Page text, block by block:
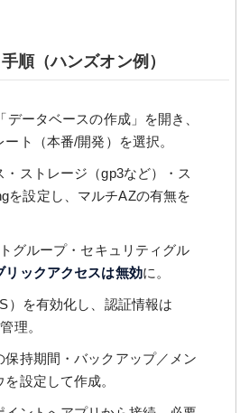
順（ハンズオン例）
ータベースの作成」を開き、
ト（本番/開発）を選択。
ストレージ（gp3など）・ス
を設定し、マルチAZの有無を
グループ・セキュリティグル
リックアクセスは無効に。
）を有効化し、認証情報は
理。
保持期間・バックアップ／メン
設定して作成。